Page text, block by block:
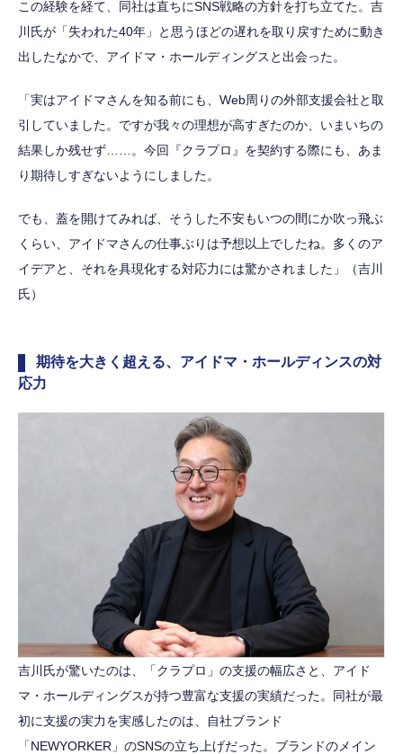
この経験を経て、同社は直ちにSNS戦略の方針を打ち立てた。吉
川氏が「失われた40年」と思うほどの遅れを取り戻すために動き
出したなかで、アイドマ・ホールディングスと出会った。
「実はアイドマさんを知る前にも、Web周りの外部支援会社と取
引していました。ですが我々の理想が高すぎたのか、いまいちの
結果しか残せず……。今回『クラプロ』を契約する際にも、あま
り期待しすぎないようにしました。
でも、蓋を開けてみれば、そうした不安もいつの間にか吹っ飛ぶ
くらい、アイドマさんの仕事ぶりは予想以上でしたね。多くのア
イデアと、それを具現化する対応力には驚かされました」（吉川
氏）
期待を大きく超える、アイドマ・ホールディンスの対
応力
吉川氏が驚いたのは、「クラプロ」の支援の幅広さと、アイド
マ・ホールディングスが持つ豊富な支援の実績だった。同社が最
初に支援の実力を実感したのは、自社ブランド
「NEWYORKER」のSNSの立ち上げだった。ブランドのメイン